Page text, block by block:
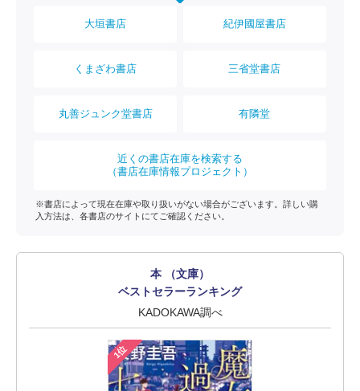
大垣書店 紀伊國屋書店
くまざわ書店 三省堂書店
丸善ジュンク堂書店 有隣堂
近くの書店在庫を検索する
（書店在庫情報プロジェクト）
※書店によって現在在庫や取り扱いがない場合がございます。詳しい購
入方法は、各書店のサイトにてご確認ください。
本 （文庫）
ベストセラーランキング
KADOKAWA調べ
1位